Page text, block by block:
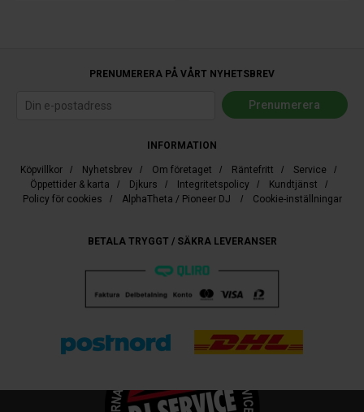
PRENUMERERA PÅ VÅRT NYHETSBREV
INFORMATION
Köpvillkor / Nyhetsbrev / Om företaget / Räntefritt / Service /
Öppettider & karta / Djkurs / Integritetspolicy / Kundtjänst /
Policy för cookies / AlphaTheta / Pioneer DJ / Cookie-inställningar
BETALA TRYGGT / SÄKRA LEVERANSER